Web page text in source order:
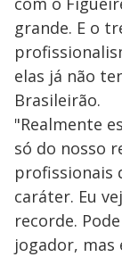
grande. E o
elas já não
Brasileirão.
"Realmente
só do nosso
profissionais
caráter. Eu
recorde.
jogador,